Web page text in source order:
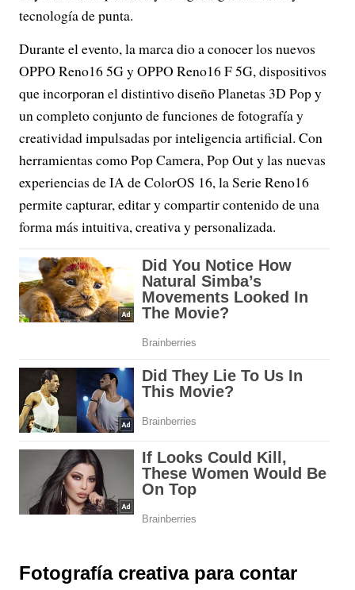
tecnología de punta.
Durante el evento, la marca dio a conocer los nuevos
OPPO Reno16 5G y OPPO Reno16 F 5G, dispositivos
que incorporan el distintivo diseño Planetas 3D Pop y
un completo conjunto de funciones de fotografía y
creatividad impulsadas por inteligencia artificial. Con
herramientas como Pop Camera, Pop Out y las nuevas
experiencias de IA de ColorOS 16, la Serie Reno16
permite capturar, editar y compartir contenido de una
forma más intuitiva, creativa y personalizada.
Fotografía creativa para contar